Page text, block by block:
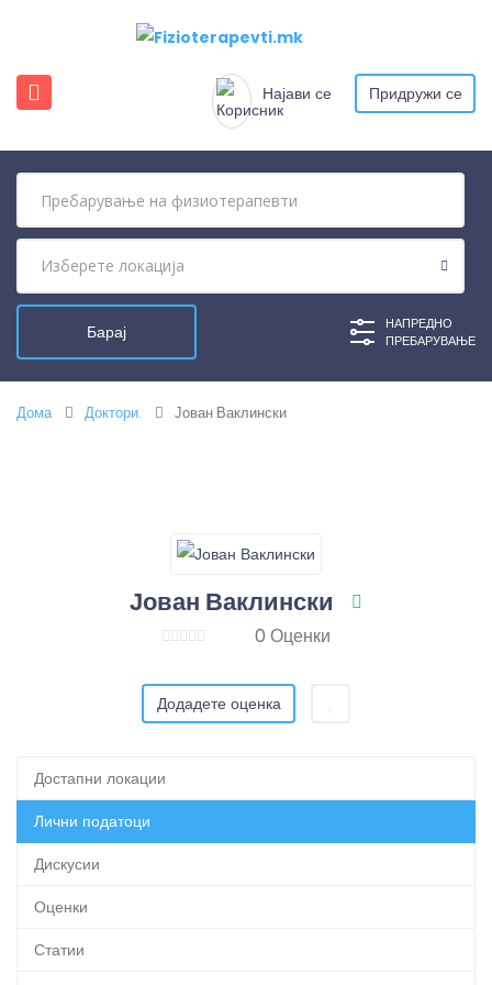
Најави се Придружи се
НАПРЕДНО
ПРЕБАРУВАЊЕ
Дома Доктори. Јован Ваклински
Јован Ваклински
0 Оценки
Додадете оценка
Достапни локации
Лични податоци
Дискусии
Оценки
Статии